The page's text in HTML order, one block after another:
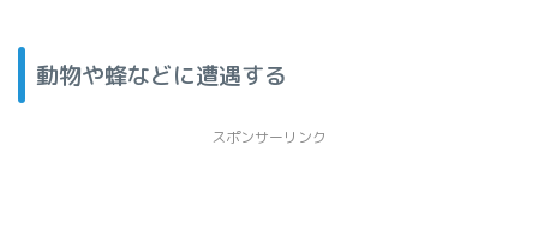
動物や蜂などに遭遇する
スポンサーリンク